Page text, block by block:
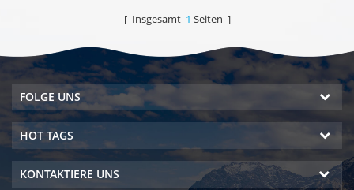
Trinkwasser. Heißes und
Bildschirm.
[ Insgesamt 1 Seiten ]
FOLGE UNS
HOT TAGS
KONTAKTIERE UNS